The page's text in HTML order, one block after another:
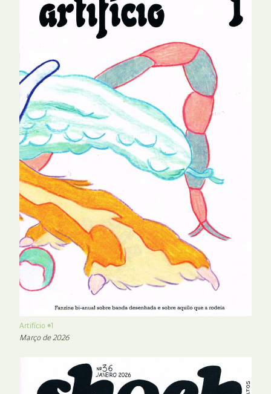
Artifício #1
Março de 2026